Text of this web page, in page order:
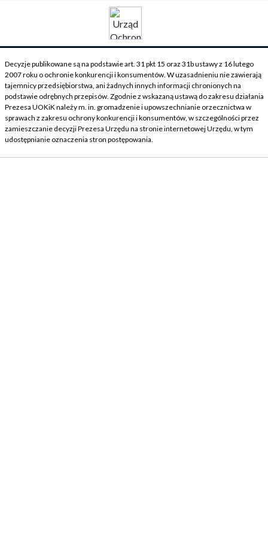
Decyzje publikowane są na podstawie art. 31 pkt 15 oraz 31b ustawy z 16 lutego
2007 roku o ochronie konkurencji i konsumentów. W uzasadnieniu nie zawierają
tajemnicy przedsiębiorstwa, ani żadnych innych informacji chronionych na
podstawie odrębnych przepisów. Zgodnie z wskazaną ustawą do zakresu działania
Prezesa UOKiK należy m. in. gromadzenie i upowszechnianie orzecznictwa w
sprawach z zakresu ochrony konkurencji i konsumentów, w szczególności przez
zamieszczanie decyzji Prezesa Urzędu na stronie internetowej Urzędu, w tym
udostępnianie oznaczenia stron postępowania.